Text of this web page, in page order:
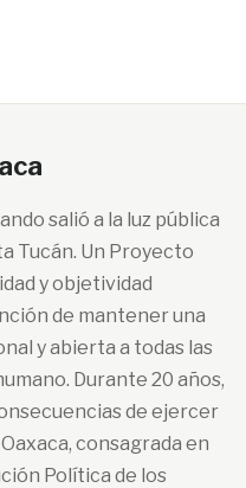
salió a la luz pública
Tucán. Un Proyecto
y objetividad
de mantener una
y abierta a todas las
Durante 20 años,
de ejercer
consagrada en
Política de los